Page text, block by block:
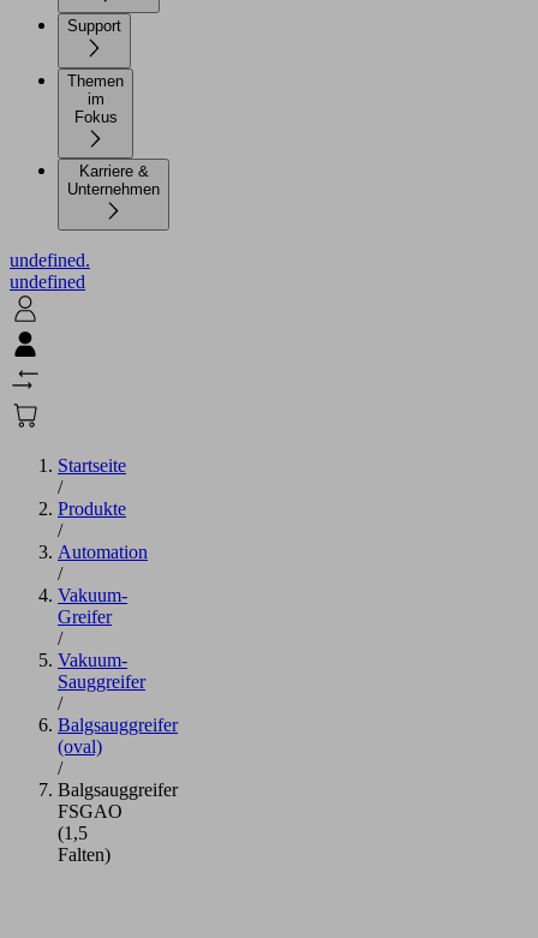
Support
Themen
im
Karriere &
Unternehmen
undefined.
undefined
Startseite
/
Produkte
/
Automation
/
Vakuum-
Greifer
/
Vakuum-
Sauggreifer
/
Balgsauggreifer
(oval)
/
Balgsauggreifer
FSGAO
(1,5
Falten)